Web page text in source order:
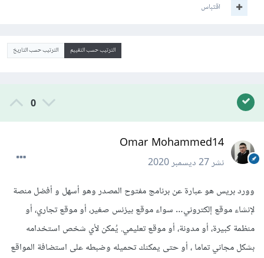
اقتباس
الترتيب حسب التقييم الترتيب حسب التاريخ
0
Omar Mohammed14
نشر27 ديسمبر 2020
وورد بريس هو عبارة عن برنامج مفتوح المصدر وهو أسهل و أفضل منصة
لإنشاء موقع إلكتروني… سواء موقع بيزنس صغير، أو موقع تجاري، أو
منظمة كبيرة، أو مدونة، أو موقع تعليمي. يُمكن لأي شخص استخدامه
بشكل مجاني تماما ، أو حتى يمكنك تحميله وضبطه على استضافة المواقع